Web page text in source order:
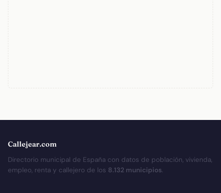
Callejear.com
Directorio municipal de España con datos de población, vivienda,
empleo, renta y callejero de los 8.132 municipios.